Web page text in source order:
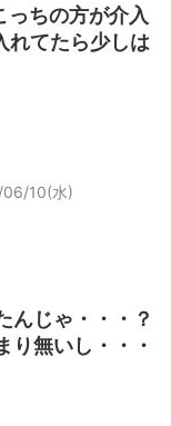
ちの方が介入
れてたら少しは
10(水)
んじゃ・・・？
り無いし・・・